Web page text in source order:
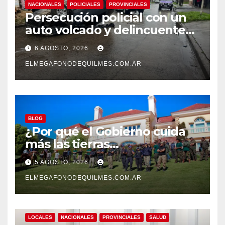
NACIONALES POLICIALES PROVINCIALES
Persecución policial con un
auto volcado y delincuentes
detenidos en San Francisco
Solano
6 AGOSTO, 2026
ELMEGAFONODEQUILMES.COM.AR
BLOG
¿Por qué el Gobierno cuida
más las tierras
extranjerizadas que el
patrimonio de todos los
argentinos?
5 AGOSTO, 2026
ELMEGAFONODEQUILMES.COM.AR
LOCALES NACIONALES PROVINCIALES SALUD